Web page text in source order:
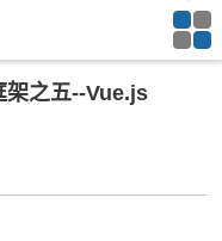
架之五--Vue.js